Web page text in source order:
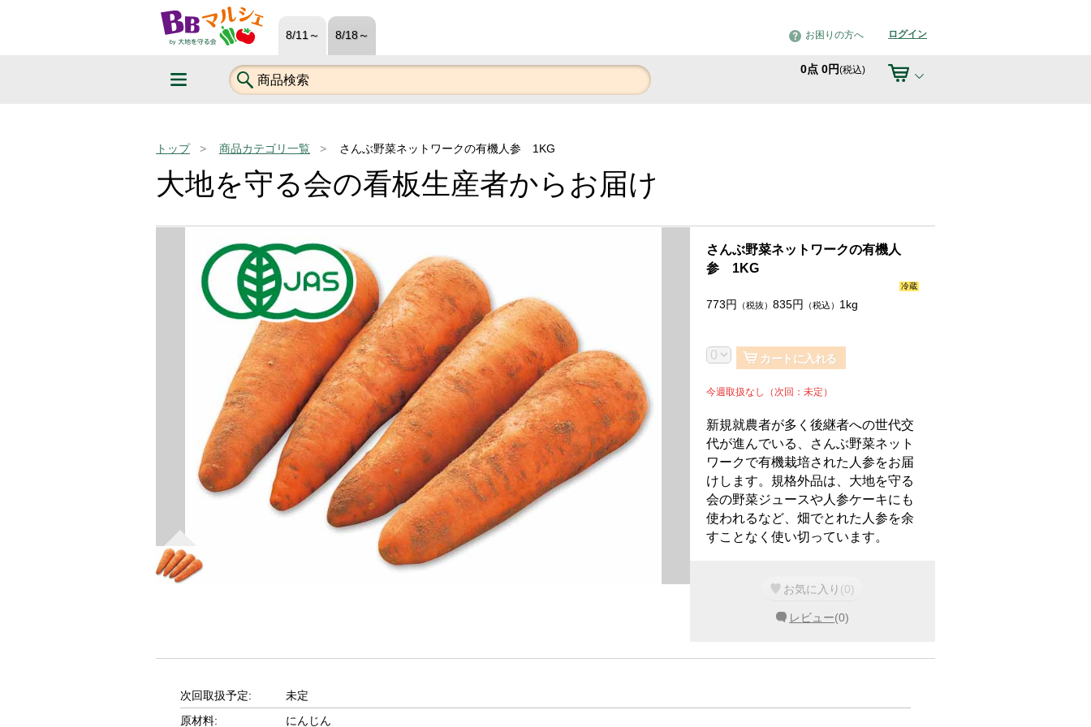
お困りの方へ ログイン
8/11～ 8/18～
0点 0円(税込)
トップ 商品カテゴリ一覧 さんぶ野菜ネットワークの有機人参 1KG
大地を守る会の看板生産者からお届け
さんぶ野菜ネットワークの有機人
参 1KG
冷蔵
773円 （税抜）835円 （税込） 1kg
カートに入れる
今週取扱なし（次回：未定）
新規就農者が多く後継者への世代交
代が進んでいる、さんぶ野菜ネット
ワークで有機栽培された人参をお届
けします。規格外品は、大地を守る
会の野菜ジュースや人参ケーキにも
使われるなど、畑でとれた人参を余
すことなく使い切っています。
お気に入り (0)
レビュー(0)
次回取扱予定:
未定
原材料:
にんじん